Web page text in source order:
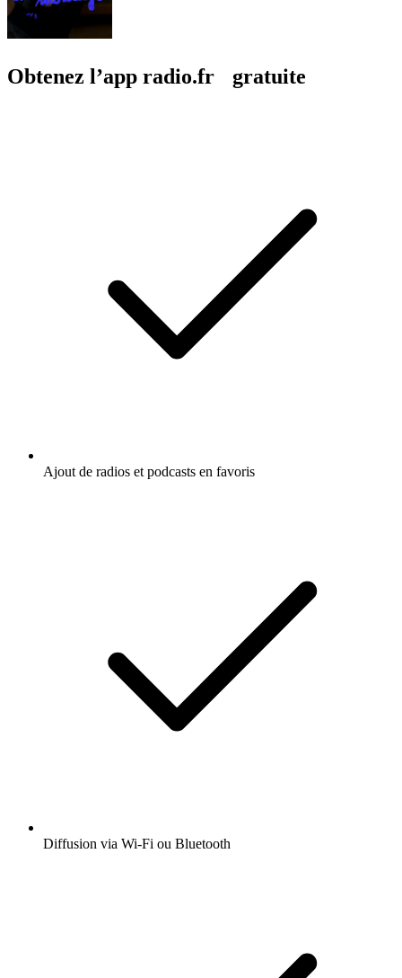
Obtenez l’app radio.fr gratuite
Ajout de radios et podcasts en favoris
Diffusion via Wi-Fi ou Bluetooth